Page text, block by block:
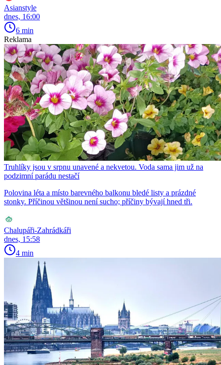
Asianstyle
dnes, 16:00
6 min
Reklama
Truhlíky jsou v srpnu unavené a nekvetou. Voda sama jim už na
podzimní parádu nestačí
Polovina léta a místo barevného balkonu bledé listy a prázdné
stonky. Příčinou většinou není sucho; příčiny bývají hned tři.
Chalupáři-Zahrádkáři
dnes, 15:58
4 min